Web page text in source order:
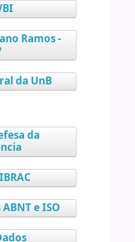
Ramos -
da UnB
da
e ISO